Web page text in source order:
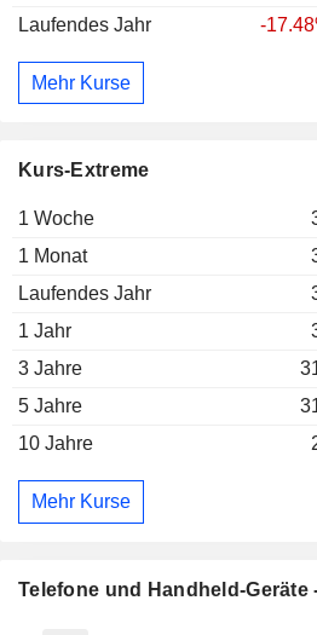
Laufendes Jahr
-
Mehr Kurse
Kurs-Extreme
1 Woche
1 Monat
Laufendes Jahr
1 Jahr
3 Jahre
5 Jahre
10 Jahre
Mehr Kurse
Telefone und Handheld-Geräte